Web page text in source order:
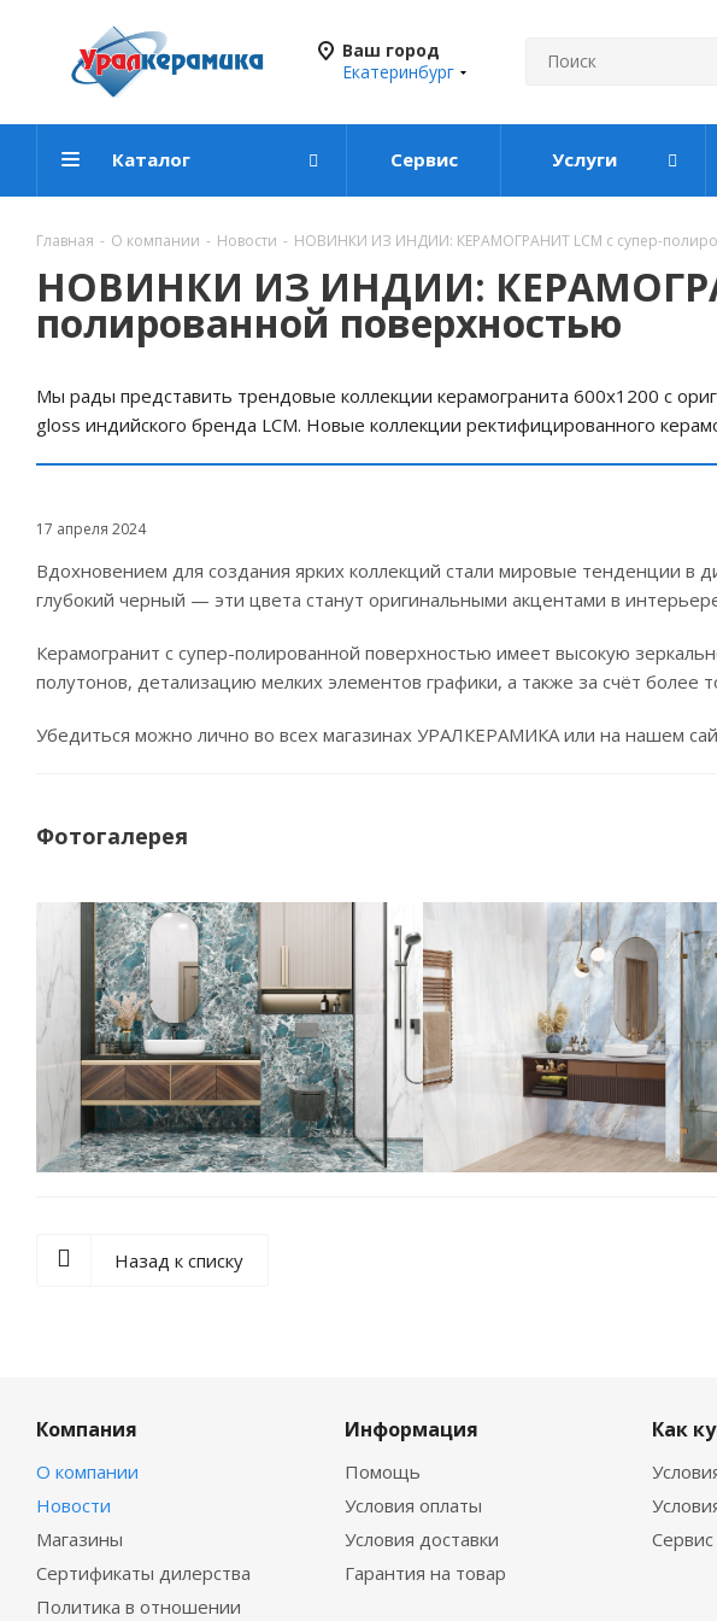
Ваш город
Екатеринбург
Каталог Сервис Услуги
Главная - О компании - Новости - НОВИНКИ ИЗ ИНДИИ: КЕРАМОГРАНИТ LCM c супер-
НОВИНКИ ИЗ ИНДИИ:
полированной поверхностью
Мы рады представить трендовые коллекции керамогранита 600x1200 с
gloss индийского бренда LCM. Новые коллекции ректифицированного
17 апреля 2024
Вдохновением для создания ярких коллекций стали мировые тенденции
глубокий черный — эти цвета станут оригинальными акцентами в
Керамогранит с супер-полированной поверхностью имеет высокую
полутонов, детализацию мелких элементов графики, а также за счёт более
Убедиться можно лично во всех магазинах УРАЛКЕРАМИКА или на нашем
Фотогалерея
Назад к списку
Компания
О компании
Новости
Магазины
Сертификаты дилерства
Политика в отношении
Информация
Помощь
Условия оплаты
Условия доставки
Гарантия на товар
Как
Сервис